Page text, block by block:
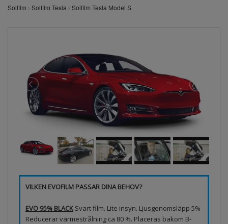
Solfilm Solfilm Tesla Solfilm Tesla Model S
VILKEN EVOFILM PASSAR DINA BEHOV?
EVO 95% BLACK Svart film. Lite insyn. Ljusgenomsläpp 5%
Reducerar värmestrålning ca 80 %. Placeras bakom B-